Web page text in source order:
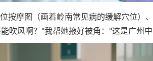
图（画着岭南常见病的缓解穴位）
吹风啊？"我帮她掖好被角："这是广州